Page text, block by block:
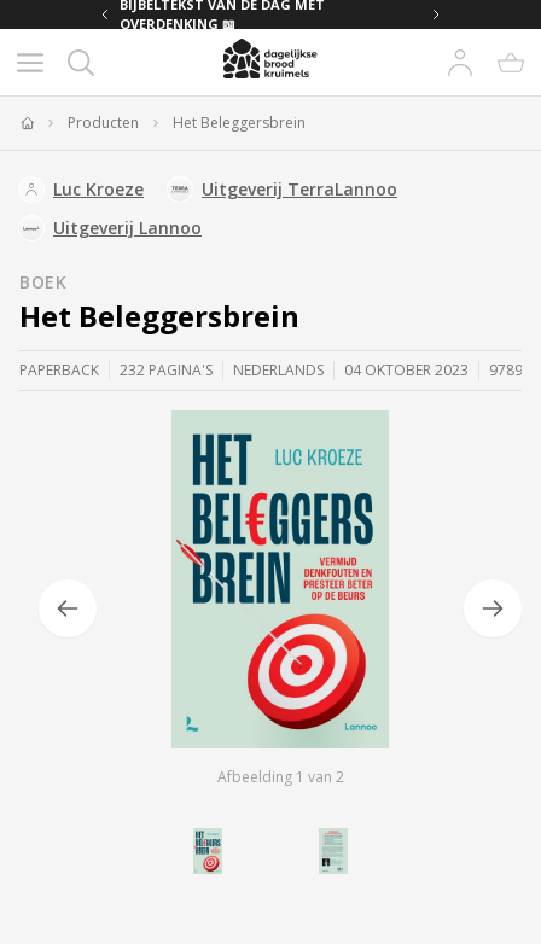
BIJBELTEKST VAN DE DAG MET
OVERDENKING 📖
Producten Het Beleggersbrein
Luc Kroeze
Uitgeverij TerraLannoo
Uitgeverij Lannoo
BOEK
Het Beleggersbrein
PAPERBACK 232 PAGINA'S NEDERLANDS 04 OKTOBER 2023
Afbeelding 1 van 2